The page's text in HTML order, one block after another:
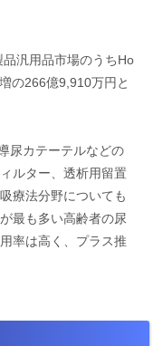
汎用品市場のうちHo
の266億9,910万円と
尿カテーテルなどの
ルター、透析用留置
療法分野についても
最も多い高齢者の尿
率は高く、プラス推